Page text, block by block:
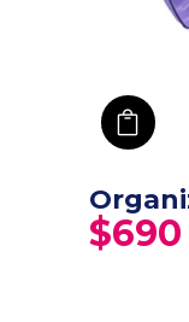
$690